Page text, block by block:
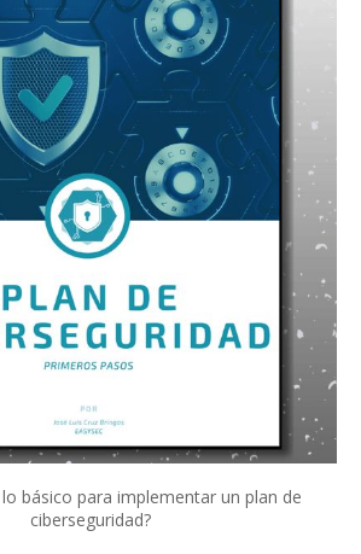
básico para implementar un plan de
ciberseguridad?